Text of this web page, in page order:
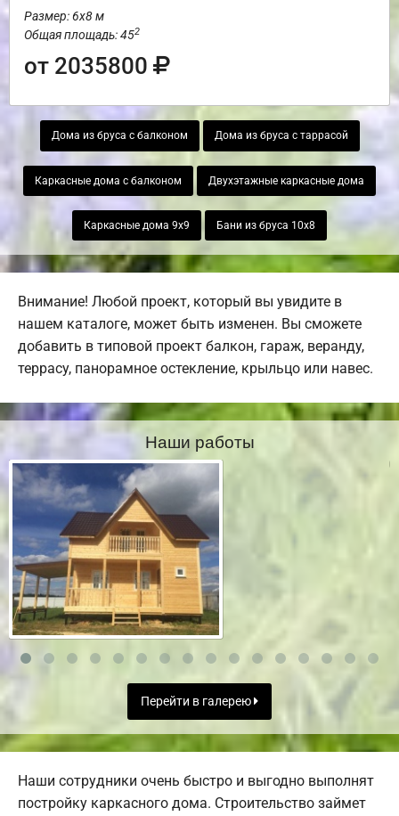
Размер: 6х8 м
Общая площадь: 452
от 2035800
Дома из бруса с балконом Дома из бруса с таррасой
Каркасные дома с балконом Двухэтажные каркасные дома
Каркасные дома 9х9 Бани из бруса 10х8
Внимание! Любой проект, который вы увидите в
нашем каталоге, может быть изменен. Вы сможете
добавить в типовой проект балкон, гараж, веранду,
террасу, панорамное остекление, крыльцо или навес.
Наши работы
Перейти в галерею
Наши сотрудники очень быстро и выгодно выполнят
постройку каркасного дома. Строительство займет